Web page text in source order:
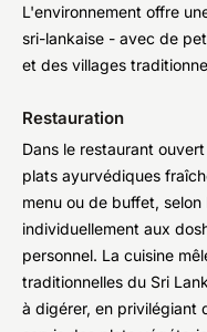
L'environnement offre
sri-lankaise - avec de
et des villages
Restauration
Dans le restaurant
plats ayurvédiques
menu ou de buffet,
individuellement aux
personnel. La cuisine
traditionnelles du Sri
à digérer, en privilégiant